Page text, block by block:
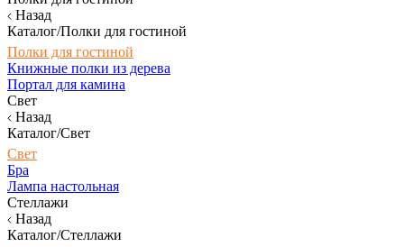
Назад
Каталог/Полки для гостиной
Полки для гостиной
Книжные полки из дерева
Портал для камина
Свет
Назад
Каталог/Свет
Свет
Бра
Лампа настольная
Стеллажи
Назад
Каталог/Стеллажи